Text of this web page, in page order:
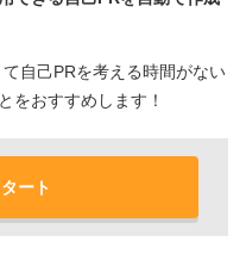
自己PRを考える時間がない
をおすすめします！
ート